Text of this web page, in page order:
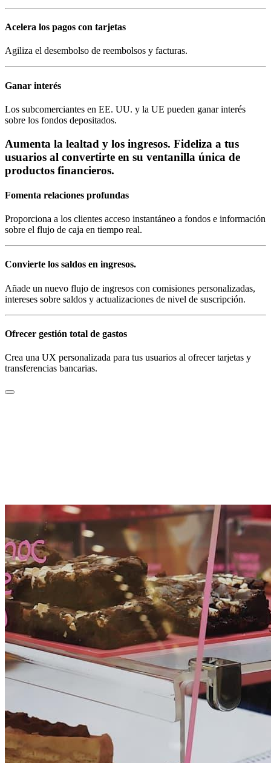
Acelera los pagos con tarjetas
Agiliza el desembolso de reembolsos y facturas.
Ganar interés
Los subcomerciantes en EE. UU. y la UE pueden ganar interés
sobre los fondos depositados.
Aumenta la lealtad y los ingresos. Fideliza a tus
usuarios al convertirte en su ventanilla única de
productos financieros.
Fomenta relaciones profundas
Proporciona a los clientes acceso instantáneo a fondos e información
sobre el flujo de caja en tiempo real.
Convierte los saldos en ingresos.
Añade un nuevo flujo de ingresos con comisiones personalizadas,
intereses sobre saldos y actualizaciones de nivel de suscripción.
Ofrecer gestión total de gastos
Crea una UX personalizada para tus usuarios al ofrecer tarjetas y
transferencias bancarias.